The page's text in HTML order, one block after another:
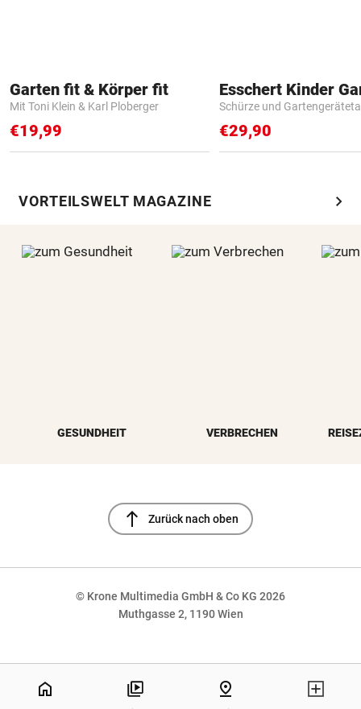
Garten fit & Körper fit
Mit Toni Klein & Karl Ploberger
€19,99
Schürze und
€29,90
VORTEILSWELT MAGAZINE chevron_right
GESUNDHEIT VERBRECHEN
north Zurück nach oben
© Krone Multimedia GmbH & Co KG 2026
Muthgasse 2, 1190 Wien
home pin_drop
NaN%